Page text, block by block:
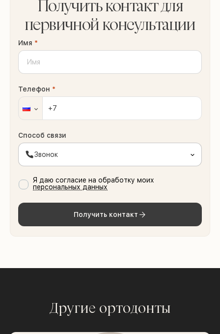
Получить контакт для
первичной консультации
Имя *
Телефон *
Способ связи
Звонок
Я даю согласие на обработку моих
персональных данных
Получить контакт
Другие ортодонты